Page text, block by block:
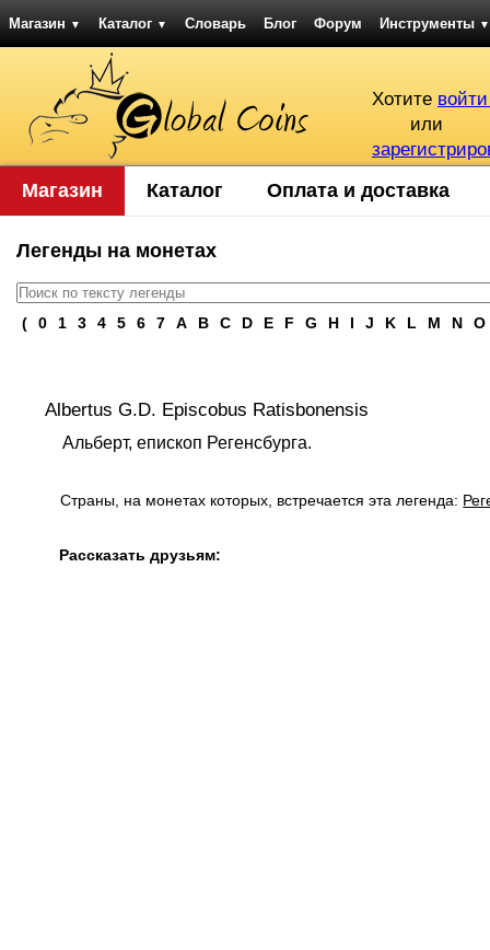
Магазин ▼ Каталог ▼ Словарь Блог Форум Инструменты ▼
Хотите
или
Магазин Каталог Оплата и доставка
Легенды на монетах
( 0 1 3 4 5 6 7 A B C D E F G H I J K L M N O
Albertus G.D. Episcobus Ratisbonensis
Альберт, епископ Регенсбурга.
Страны, на монетах которых, встречается эта легенда:
Рассказать друзьям: